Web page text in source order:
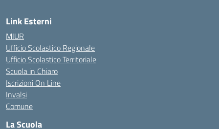
Link Esterni
MIUR
Ufficio Scolastico Regionale
Ufficio Scolastico Territoriale
Scuola in Chiaro
Iscrizioni On Line
Invalsi
Comune
La Scuola